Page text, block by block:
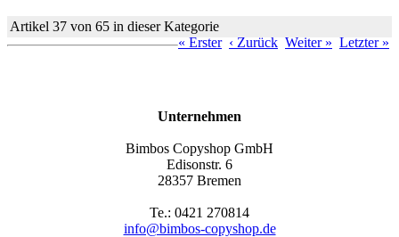
Artikel 37 von 65 in dieser Kategorie
« Erster ‹ Zurück Weiter » Letzter »
Unternehmen
Bimbos Copyshop GmbH
Edisonstr. 6
28357 Bremen
Te.: 0421 270814
info@bimbos-copyshop.de